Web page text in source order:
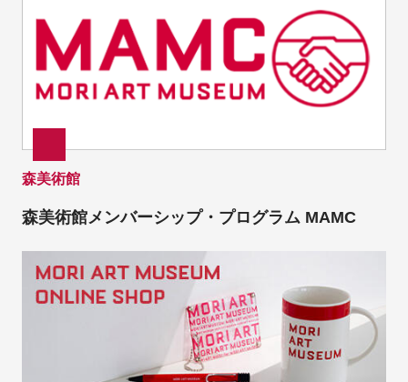
森美術館
森美術館メンバーシップ・プログラム MAMC